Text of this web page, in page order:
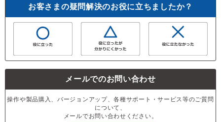
お客さまの疑問解決のお役に立ちましたか？
メールでのお問い合わせ
操作や製品購入、バージョンアップ、各種サポート・サービス等のご質問
について、
メールでお問い合わせください。